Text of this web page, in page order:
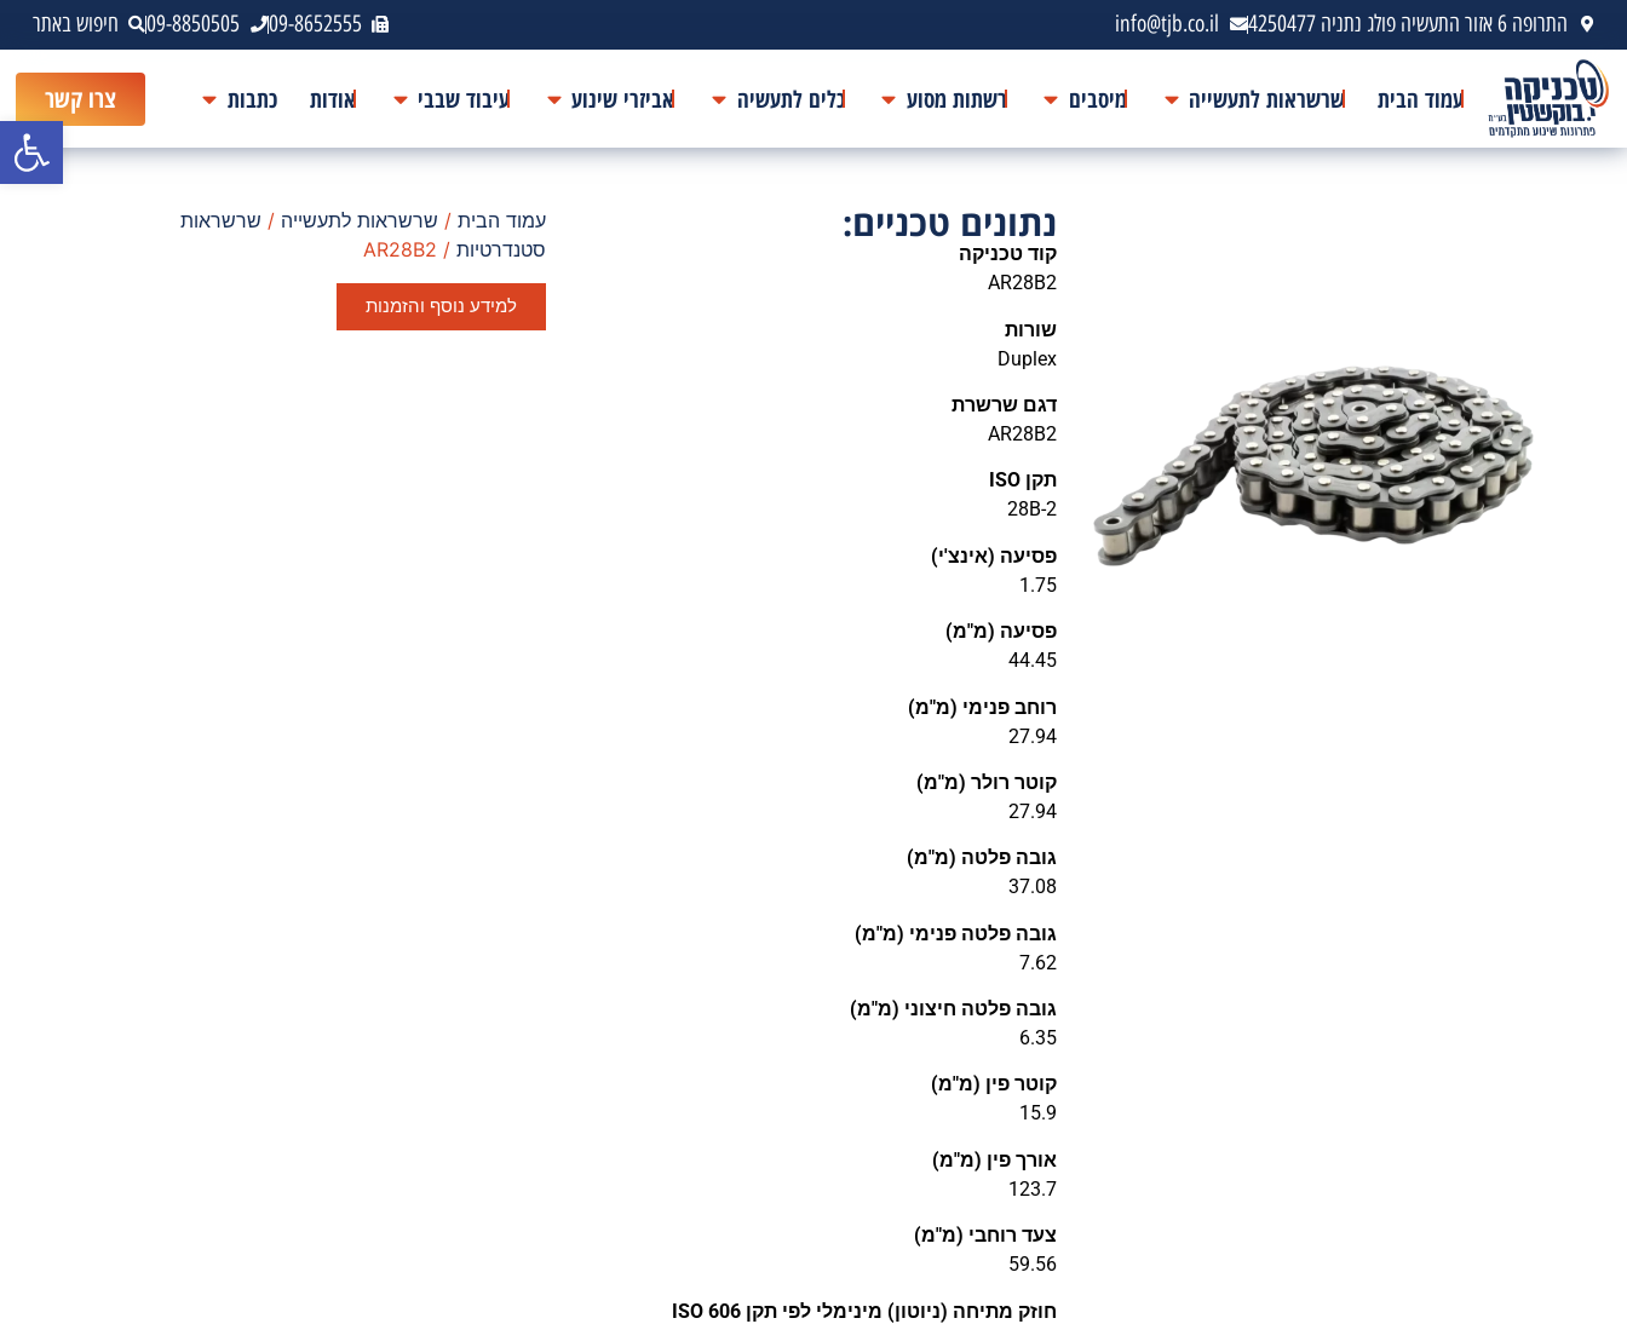
התרופה 6 אזור התעשיה פולג נתניה 4250477 info@tjb.co.il
09-8652555
09-8850505 חיפוש באתר
עמוד הבית שרשראות לתעשייה מיסבים רשתות מסוע כלים לתעשיה אביזרי שינוע עיבוד שבבי אודות כתבות צרו קשר
נתונים טכניים:
קוד טכניקה
AR28B2
שורות
Duplex
דגם שרשרת
AR28B2
תקן ISO
28B-2
פסיעה (אינצ'י)
1.75
פסיעה (מ"מ)
44.45
רוחב פנימי (מ"מ)
27.94
קוטר רולר (מ"מ)
27.94
גובה פלטה (מ"מ)
37.08
גובה פלטה פנימי (מ"מ)
7.62
גובה פלטה חיצוני (מ"מ)
6.35
קוטר פין (מ"מ)
15.9
אורך פין (מ"מ)
123.7
צעד רוחבי (מ"מ)
59.56
חוזק מתיחה (ניוטון) מינימלי לפי תקן ISO 606
עמוד הבית/ שרשראות לתעשייה / שרשראות
סטנדרטיות/ AR28B2
למידע נוסף והזמנות
פתח